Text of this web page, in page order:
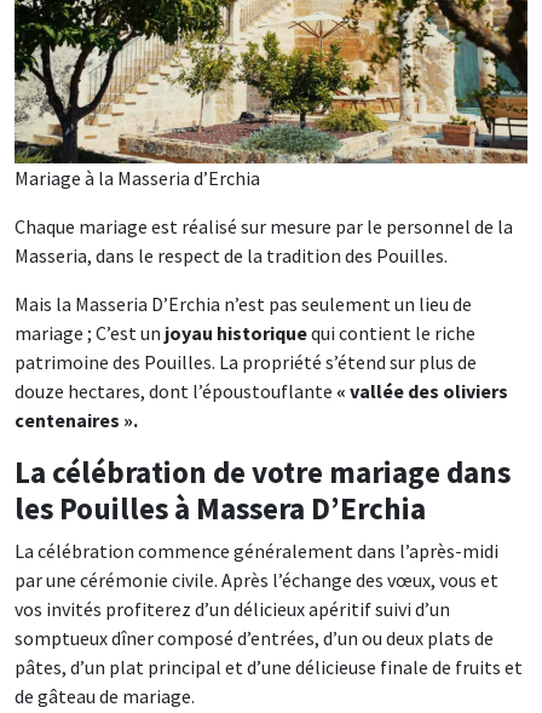
Mariage à la Masseria d’Erchia
Chaque mariage est réalisé sur mesure par le personnel de la
Masseria, dans le respect de la tradition des Pouilles.
Mais la Masseria D’Erchia n’est pas seulement un lieu de
mariage ; C’est un joyau historiquequi contient le riche
patrimoine des Pouilles. La propriété s’étend sur plus de
douze hectares, dont l’époustouflante « vallée des oliviers
centenaires ».
La célébration de votre mariage dans
les Pouilles à Massera D’Erchia
La célébration commence généralement dans l’après-midi
par une cérémonie civile. Après l’échange des vœux, vous et
vos invités profiterez d’un délicieux apéritif suivi d’un
somptueux dîner composé d’entrées, d’un ou deux plats de
pâtes, d’un plat principal et d’une délicieuse finale de fruits et
de gâteau de mariage.